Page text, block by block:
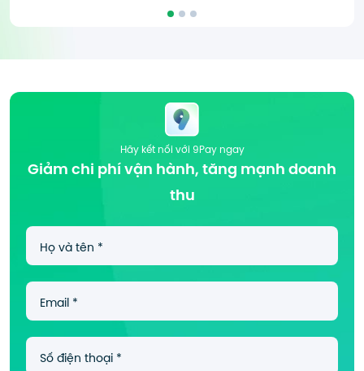
Hãy kết nối với 9Pay ngay
Giảm chi phí vận hành, tăng mạnhdoanh
thu
Họ và tên *
Email *
Số điện thoại *